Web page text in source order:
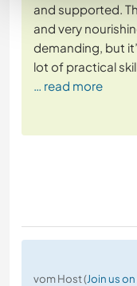
and supported.
and very
demanding, but
lot of practical
… read more
vom Host (Join us